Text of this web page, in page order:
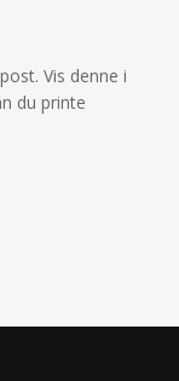
Vis denne i
du printe